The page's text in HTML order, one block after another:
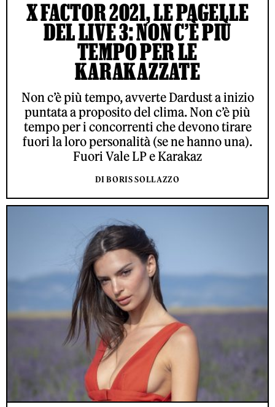
X FACTOR 2021, LE PAGELLE
DEL LIVE 3: NON C’È PIÙ
TEMPO PER LE
KARAKAZZATE
Non c’è più tempo, avverte Dardust a inizio
puntata a proposito del clima. Non c’è più
tempo per i concorrenti che devono tirare
fuori la loro personalità (se ne hanno una).
Fuori Vale LP e Karakaz
DI BORIS SOLLAZZO